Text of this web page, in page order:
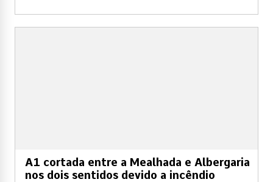
A1 cortada entre a Mealhada e Albergaria
nos dois sentidos devido a incêndio